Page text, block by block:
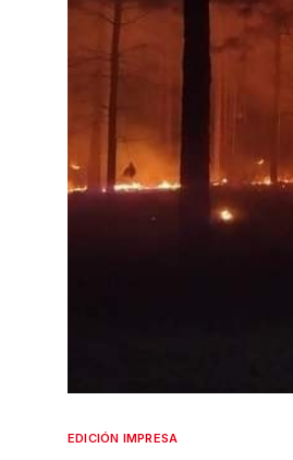
EDICIÓN IMPRESA